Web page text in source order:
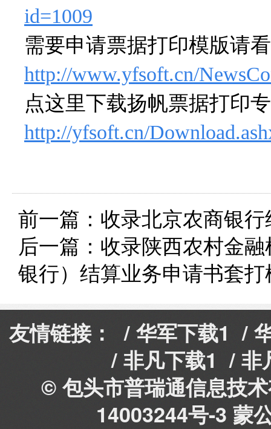
id=1009
需要申请票据打印模版请
http://www.yfsoft.cn/
点这里下载扬帆票据打印
http://yfsoft.cn/
前一篇： 收录北京农商银
后一篇： 收录陕西农村金
银行）结算业务申请书套
友情链接： / 华军下载1 /
/ 非凡下载1 / 非
© 包头市普瑞通信息技
14003244号-3 蒙